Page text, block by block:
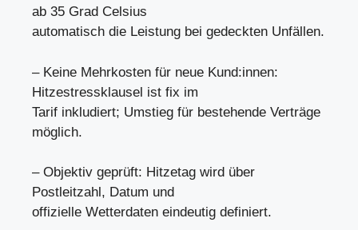
ab 35 Grad Celsius
automatisch die Leistung bei gedeckten Unfällen.
– Keine Mehrkosten für neue Kund:innen:
Hitzestressklausel ist fix im
Tarif inkludiert; Umstieg für bestehende Verträge
möglich.
– Objektiv geprüft: Hitzetag wird über
Postleitzahl, Datum und
offizielle Wetterdaten eindeutig definiert.